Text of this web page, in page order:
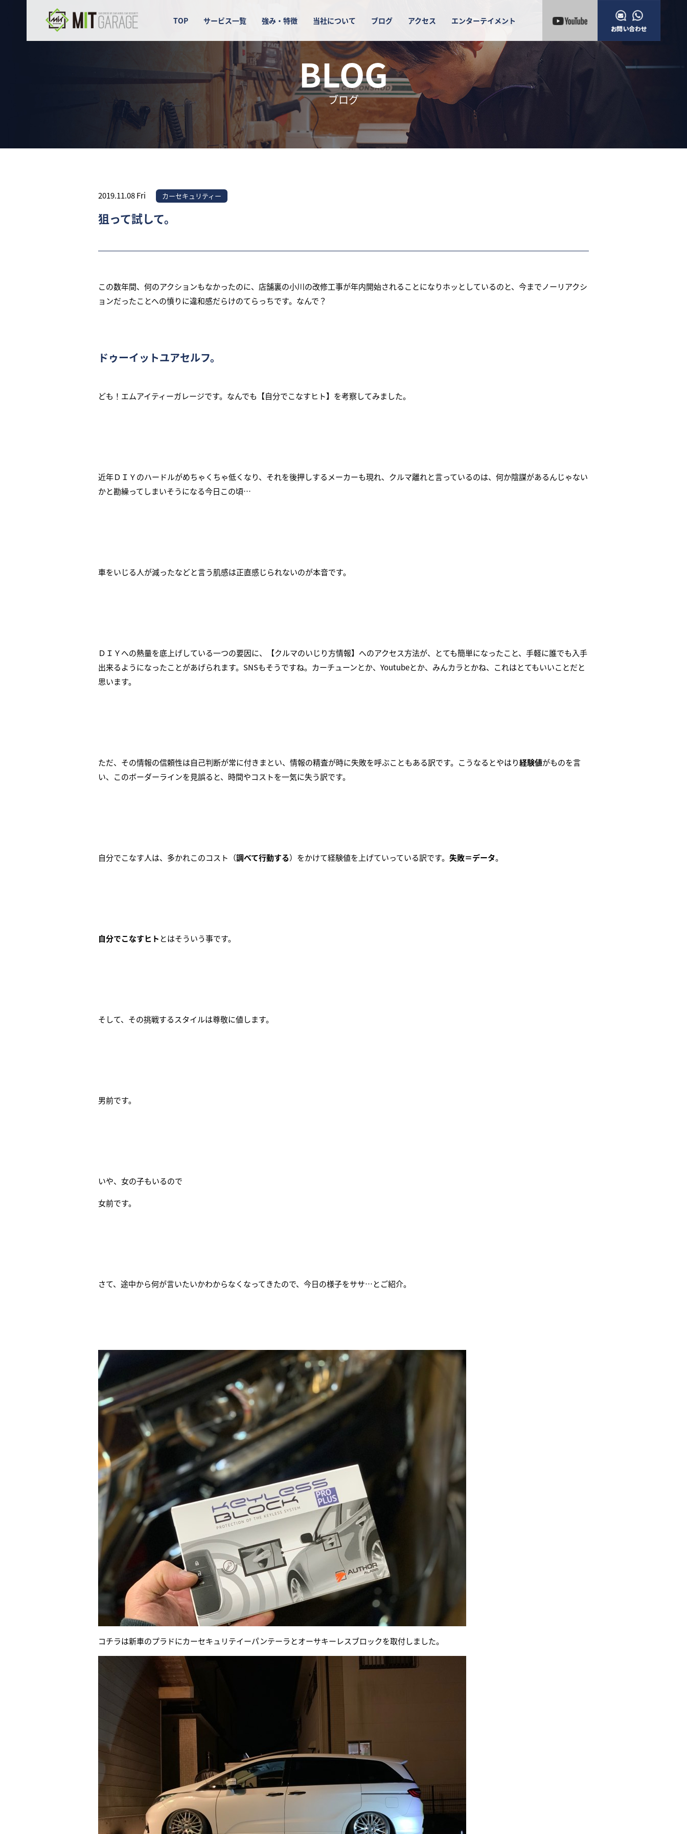
TOP サービス一覧 強み・特徴 当社について ブログ アクセス エンターテイメント
BLOG
ブログ
2019.11.08 Fri カーセキュリティー
狙って試して。
この数年間、何のアクションもなかったのに、店舗裏の小川の改修工事が年内開始されることになりホッとしているのと、今までノーリアクシ
ョンだったことへの憤りに違和感だらけのてらっちです。なんで？
ドゥーイットユアセルフ。
ども！エムアイティーガレージです。なんでも【自分でこなすヒト】を考察してみました。
近年ＤＩＹのハードルがめちゃくちゃ低くなり、それを後押しするメーカーも現れ、クルマ離れと言っているのは、何か陰謀があるんじゃない
かと勘繰ってしまいそうになる今日この頃…
車をいじる人が減ったなどと言う肌感は正直感じられないのが本音です。
ＤＩＹへの熱量を底上げしている一つの要因に、【クルマのいじり方情報】へのアクセス方法が、とても簡単になったこと、手軽に誰でも入手
出来るようになったことがあげられます。SNSもそうですね。カーチューンとか、Youtubeとか、みんカラとかね、これはとてもいいことだと
思います。
ただ、その情報の信頼性は自己判断が常に付きまとい、情報の精査が時に失敗を呼ぶこともある訳です。こうなるとやはり経験値がものを言
い、このボーダーラインを見誤ると、時間やコストを一気に失う訳です。
自分でこなす人は、多かれこのコスト（調べて行動する）をかけて経験値を上げていっている訳です。 失敗＝データ。
自分でこなすヒト とはそういう事です。
そして、その挑戦するスタイルは尊敬に値します。
男前です。
いや、女の子もいるので
女前です。
さて、途中から何が言いたいかわからなくなってきたので、今日の様子をササ…とご紹介。
コチラは新車のプラドにカーセキュリテイーパンテーラとオーサキーレスブロックを取付しました。